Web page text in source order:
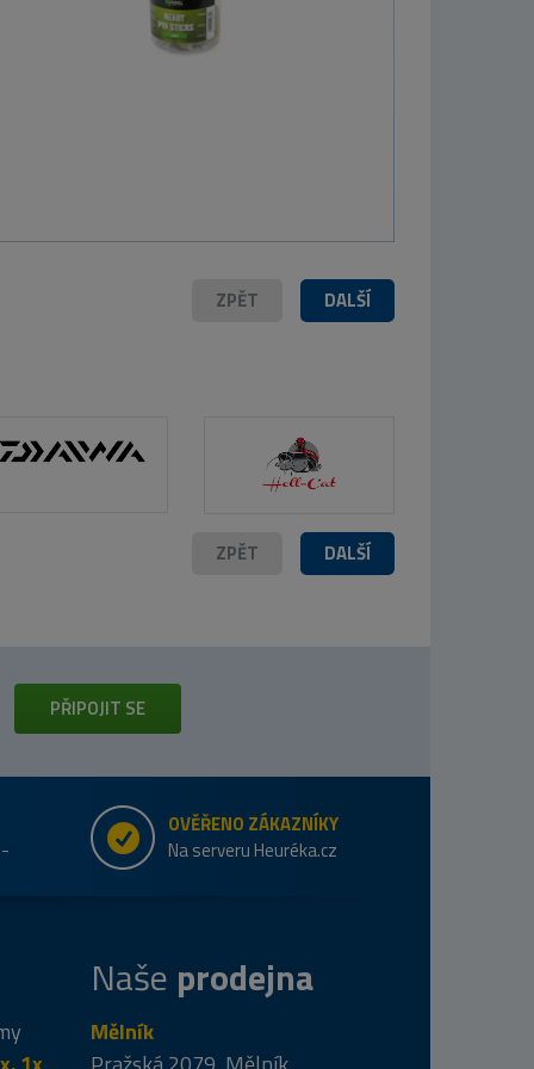
216 Kč
DALŠÍ
ZPĚT
DALŠÍ
ZPĚT
PŘIPOJIT SE
OVĚŘENO ZÁKAZNÍKY
Na serveru Heuréka.cz
Naše prodejna
Mělník